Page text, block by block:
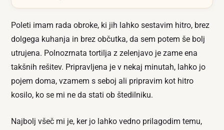
Poleti imam rada obroke, ki jih lahko sestavim hitro, brez
dolgega kuhanja in brez občutka, da sem potem še bolj
utrujena. Polnozrnata tortilja z zelenjavo je zame ena
takšnih rešitev. Pripravljena je v nekaj minutah, lahko jo
pojem doma, vzamem s seboj ali pripravim kot hitro
kosilo, ko se mi ne da stati ob štedilniku.
Najbolj všeč mi je, ker jo lahko vedno prilagodim temu,